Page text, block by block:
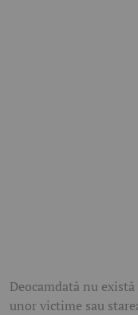
Deocamdată nu
unor victime sau